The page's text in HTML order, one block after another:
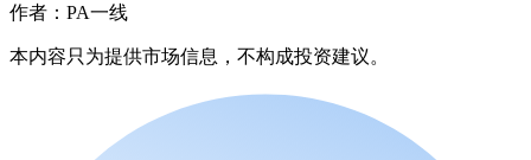
作者：PA一线
本内容只为提供市场信息，不构成投资建议。